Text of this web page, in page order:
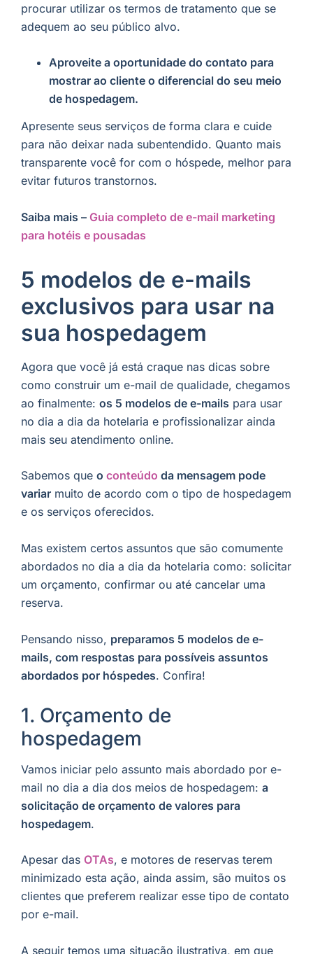
procurar utilizar os termos de tratamento que se
adequem ao seu público alvo.
Aproveite a oportunidade do contato para
mostrar ao cliente o diferencial do seu meio
de hospedagem.
Apresente seus serviços de forma clara e cuide
para não deixar nada subentendido. Quanto mais
transparente você for com o hóspede, melhor para
evitar futuros transtornos.
Saiba mais – Guia completo de e-mail marketing
para hotéis e pousadas
5 modelos de e-mails
exclusivos para usar na
sua hospedagem
Agora que você já está craque nas dicas sobre
como construir um e-mail de qualidade, chegamos
ao finalmente: os 5 modelos de e-mails para usar
no dia a dia da hotelaria e profissionalizar ainda
mais seu atendimento online.
Sabemos que o conteúdo da mensagem pode
variar muito de acordo com o tipo de hospedagem
e os serviços oferecidos.
Mas existem certos assuntos que são comumente
abordados no dia a dia da hotelaria como: solicitar
um orçamento, confirmar ou até cancelar uma
reserva.
Pensando nisso, preparamos 5 modelos de e-
mails, com respostas para possíveis assuntos
abordados por hóspedes. Confira!
1. Orçamento de
hospedagem
Vamos iniciar pelo assunto mais abordado por e-
mail no dia a dia dos meios de hospedagem: a
solicitação de orçamento de valores para
hospedagem.
Apesar das OTAs, e motores de reservas terem
minimizado esta ação, ainda assim, são muitos os
clientes que preferem realizar esse tipo de contato
por e-mail.
A seguir temos uma situação ilustrativa, em que